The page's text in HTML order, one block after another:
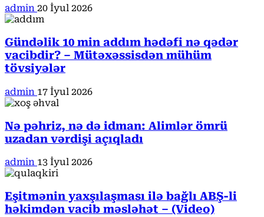
admin 20 İyul 2026
Gündəlik 10 min addım hədəfi nə qədər
vacibdir? – Mütəxəssisdən mühüm
tövsiyələr
admin 17 İyul 2026
Nə pəhriz, nə də idman: Alimlər ömrü
uzadan vərdişi açıqladı
admin 13 İyul 2026
Eşitmənin yaxşılaşması ilə bağlı ABŞ-li
həkimdən vacib məsləhət – (Video)